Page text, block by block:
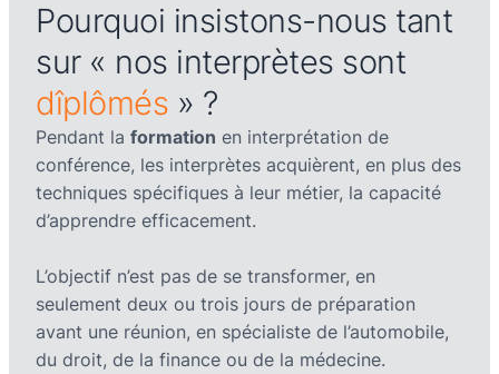
Pourquoi insistons-nous tant
sur « nos interprètes sont
dîplômés » ?
Pendant la formation en interprétation de
conférence, les interprètes acquièrent, en plus des
techniques spécifiques à leur métier, la capacité
d’apprendre efficacement.
L’objectif n’est pas de se transformer, en
seulement deux ou trois jours de préparation
avant une réunion, en spécialiste de l’automobile,
du droit, de la finance ou de la médecine.